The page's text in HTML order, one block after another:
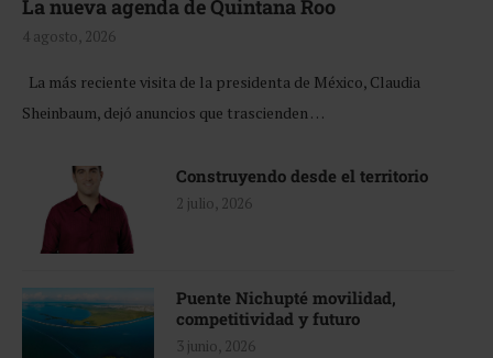
La nueva agenda de Quintana Roo
4 agosto, 2026
La más reciente visita de la presidenta de México, Claudia
Sheinbaum, dejó anuncios que trascienden …
Construyendo desde el territorio
2 julio, 2026
Puente Nichupté movilidad,
competitividad y futuro
3 junio, 2026